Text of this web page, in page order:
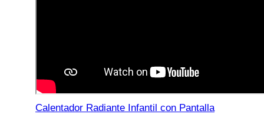
Calentador Radiante Infantil con Pantalla